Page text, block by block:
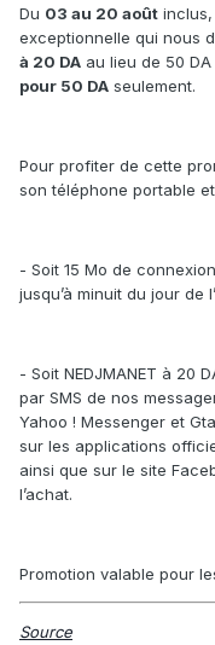
Du 03 au 20 août
exceptionnelle qui nous
à 20 DA au lieu de 50
pour 50 DA seulement.
Pour profiter de cette
son téléphone portable
- Soit 15 Mo de
jusqu’à minuit du jour de
- Soit NEDJMANET à 20
par SMS de nos
Yahoo ! Messenger et
sur les applications
ainsi que sur le site
l’achat.
Promotion valable pour
Source